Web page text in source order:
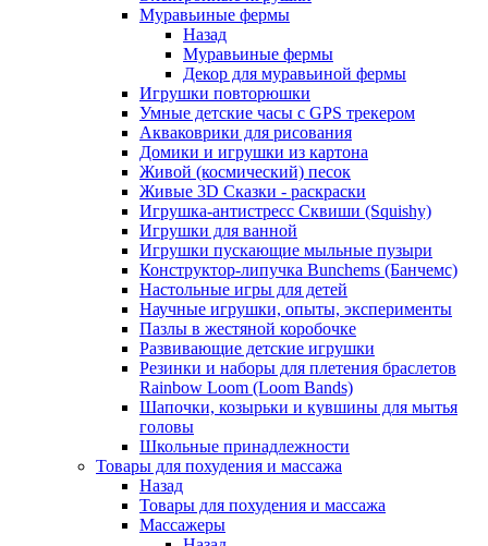
Муравьиные фермы
Назад
Муравьиные фермы
Декор для муравьиной фермы
Игрушки повторюшки
Умные детские часы с GPS трекером
Акваковрики для рисования
Домики и игрушки из картона
Живой (космический) песок
Живые 3D Сказки - раскраски
Игрушка-антистресс Сквиши (Squishy)
Игрушки для ванной
Игрушки пускающие мыльные пузыри
Конструктор-липучка Bunchems (Банчемс)
Настольные игры для детей
Научные игрушки, опыты, эксперименты
Пазлы в жестяной коробочке
Развивающие детские игрушки
Резинки и наборы для плетения браслетов
Rainbow Loom (Loom Bands)
Шапочки, козырьки и кувшины для мытья
головы
Школьные принадлежности
Товары для похудения и массажа
Назад
Товары для похудения и массажа
Массажеры